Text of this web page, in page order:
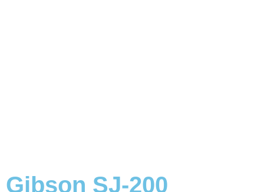
Gibson SJ-200